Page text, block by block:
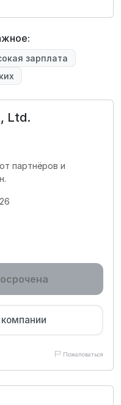
зарплата
Ltd.
партнёров и
Пожаловаться